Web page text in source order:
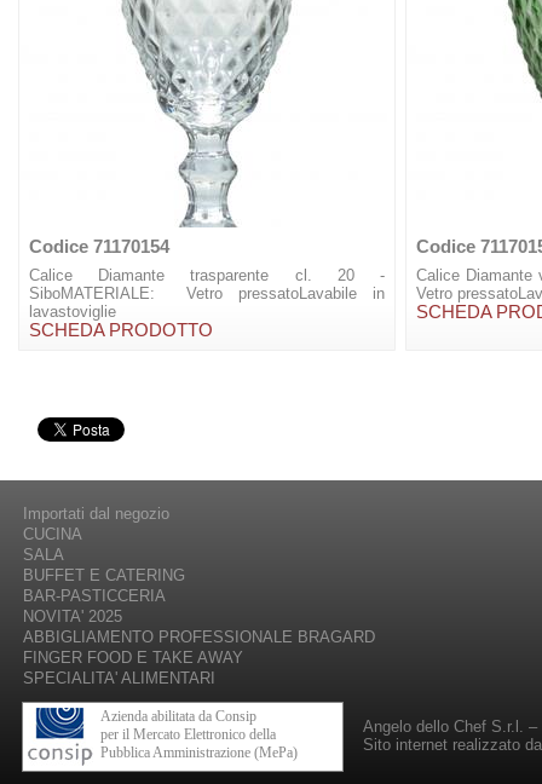
Codice 71170154
Calice Diamante trasparente cl. 20 -
SiboMATERIALE: Vetro pressatoLavabile in
lavastoviglie
SCHEDA PRODOTTO
Codice
Calice
Vetro
SCHEDA
Importati dal negozio
CUCINA
SALA
BUFFET E CATERING
BAR-PASTICCERIA
NOVITA' 2025
ABBIGLIAMENTO PROFESSIONALE BRAGARD
FINGER FOOD E TAKE AWAY
SPECIALITA' ALIMENTARI
Azienda abilitata da Consip
per il Mercato Elettronico della
Pubblica Amministrazione (MePa)
Angelo dello Chef S.r.l. –
Sito internet realizzato